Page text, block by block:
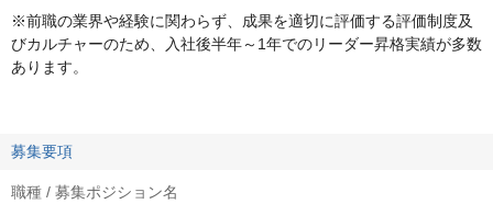
※前職の業界や経験に関わらず、成果を適切に評価する評価制度及
びカルチャーのため、入社後半年～1年でのリーダー昇格実績が多数
あります。
募集要項
職種 / 募集ポジション名